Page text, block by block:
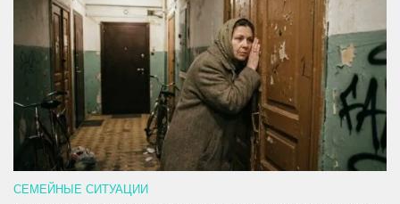
СЕМЕЙНЫЕ СИТУАЦИИ